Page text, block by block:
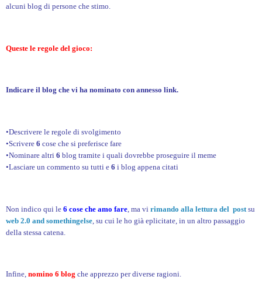
alcuni blog di persone che stimo.
Queste le regole del gioco:
Indicare il blog che vi ha nominato con annesso link.
•Descrivere le regole di svolgimento
•Scrivere 6 cose che si preferisce fare
•Nominare altri 6 blog tramite i quali dovrebbe proseguire il meme
•Lasciare un commento su tutti e 6 i blog appena citati
Non indico qui le 6 cose che amo fare , ma vi rimando alla lettura del post su
web 2.0 and somethingelse , su cui le ho già eplicitate, in un altro passaggio
della stessa catena.
Infine, nomino 6 blog che apprezzo per diverse ragioni.